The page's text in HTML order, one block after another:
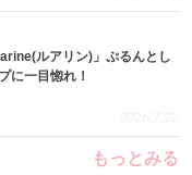
ルアリン)」ぷるんとし
に一目惚れ！
2026.7.22
もっとみる